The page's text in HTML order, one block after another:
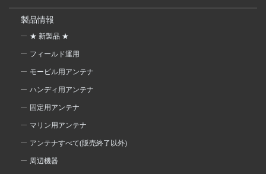
製品情報
★ 新製品 ★
フィールド運用
モービル用アンテナ
ハンディ用アンテナ
固定用アンテナ
マリン用アンテナ
アンテナすべて(販売終了以外)
周辺機器